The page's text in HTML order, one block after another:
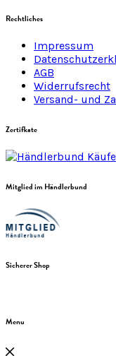
Rechtliches
Impressum
AGB
Widerrufsrecht
Versand- und
Zertifkate
Mitglied im Händlerbund
Sicherer Shop
Menu